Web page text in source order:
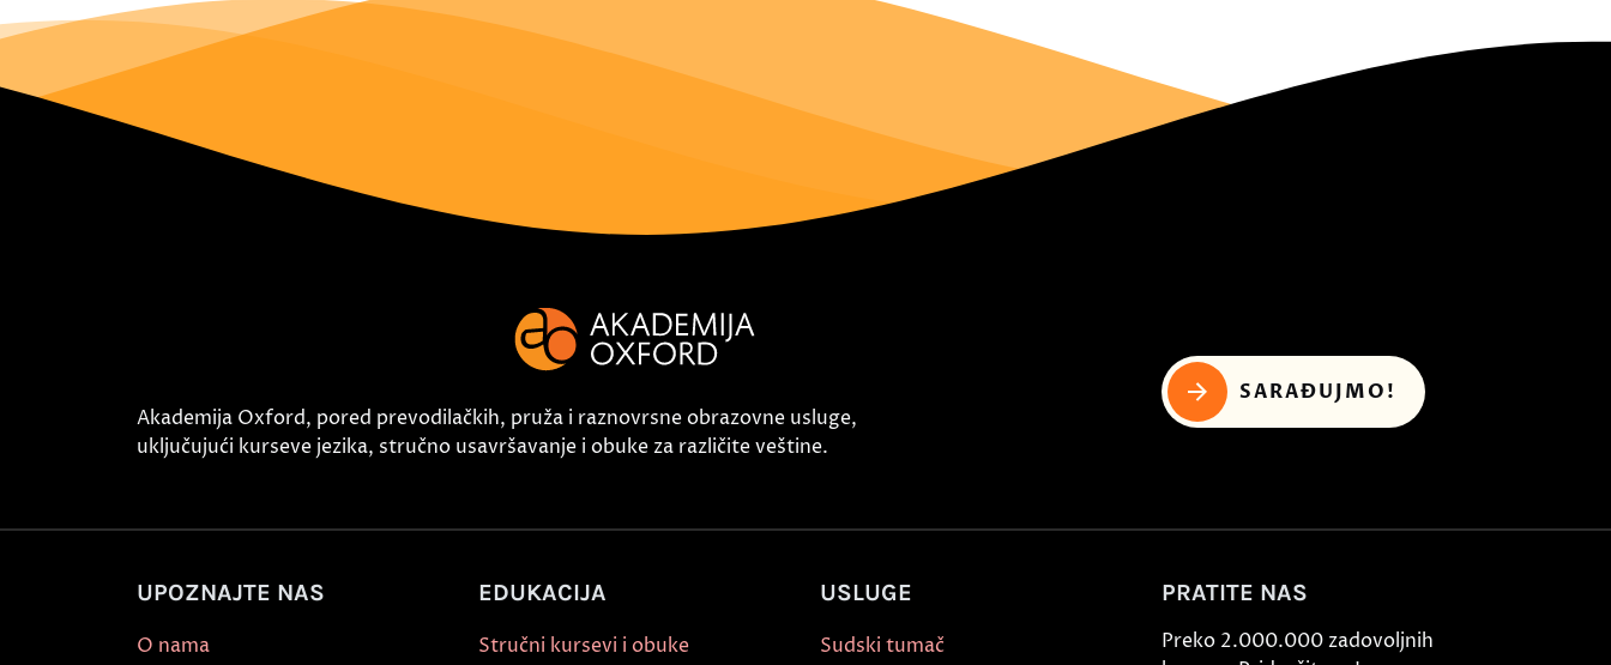
Akademija Oxford, pored prevodilačkih, pruža i raznovrsne obrazovne usluge,
uključujući kurseve jezika, stručno usavršavanje i obuke za različite veštine.
SARAĐUJMO!
UPOZNAJTE NAS
O nama
EDUKACIJA
Stručni kursevi i obuke
USLUGE
Sudski tumač
PRATITE NAS
Preko 2.000.000 zadovoljnih